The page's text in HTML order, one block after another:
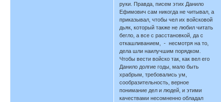
руки. Правда, писем этих Данило
Ефимович сам никогда не читывал, а
приказывал, чтобы чел их войсковой
дьяк, который также не любил читать
бегло, а все с расстановкой, да с
откашливанием, - несмотря на то,
дела шли наилучшим порядком.
Чтобы вести войско так, как вел его
Данило долгие годы, мало быть
храбрым, требовались ум,
сообразительность, верное
понимание дел и людей, и этими
качествами несомненно обладал